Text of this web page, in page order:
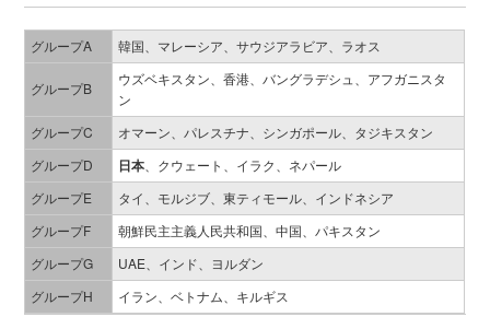
グループA 韓国、マレーシア、サウジアラビア、ラオス
グループB
ウズベキスタン、香港、バングラデシュ、アフガニスタ
ン
グループC
オマーン、パレスチナ、シンガポール、タジキスタン
グループD
日本 、クウェート、イラク、ネパール
グループE
タイ、モルジブ、東ティモール、インドネシア
グループF
朝鮮民主主義人民共和国、中国、パキスタン
グループG
UAE、インド、ヨルダン
グループH
イラン、ベトナム、キルギス